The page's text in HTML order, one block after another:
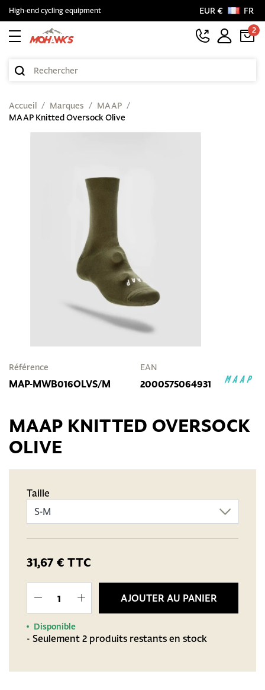
High-end cycling equipment EUR €
FR
2
Accueil Marques
MAAP
MAAP Knitted Oversock Olive
Référence
MAP-MWB016OLVS/M
EAN
2000575064931
MAAP KNITTED OVERSOCK
OLIVE
Taille
31,67 € TTC
AJOUTER AU PANIER
Disponible
- Seulement 2 produits restants en stock